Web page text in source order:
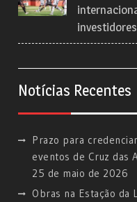
Notícias Recentes
Prazo para
eventos de Cruz das
25 de maio de 2026
Obras na Estação da